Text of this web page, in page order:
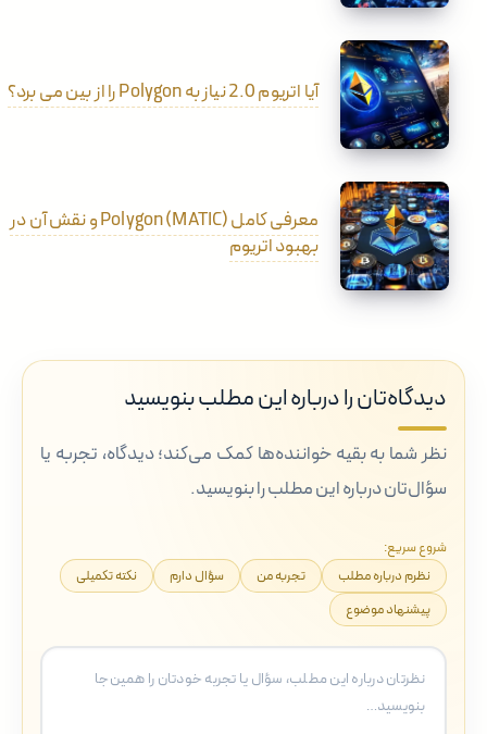
آیا اتریوم 2.0 نیاز به Polygon را از بین می برد؟
معرفی کامل Polygon (MATIC) و نقش آن در
بهبود اتریوم
دیدگاه‌تان را درباره این مطلب بنویسید
نظر شما به بقیه خواننده‌ها کمک می‌کند؛ دیدگاه، تجربه یا
سؤال‌تان درباره این مطلب را بنویسید.
شروع سریع:
نظرم درباره مطلب
تجربه من سؤال دارم
نکته تکمیلی
پیشنهاد موضوع